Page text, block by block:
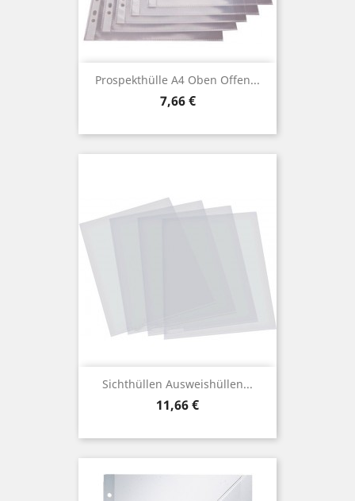
Prospekthülle A4 Oben Offen...
Preis
7,66 €
Sichthüllen Ausweishüllen...
Preis
11,66 €